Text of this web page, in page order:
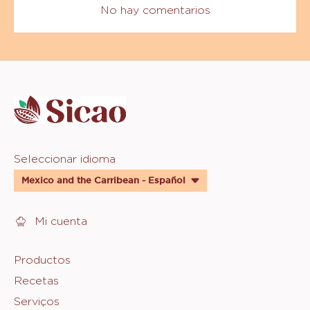
Comments
Website
info